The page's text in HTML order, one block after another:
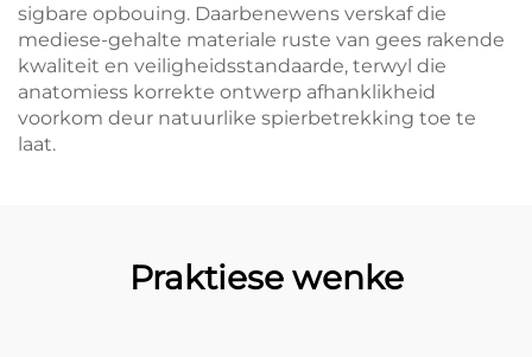
sigbare opbouing. Daarbenewens verskaf die
mediese-gehalte materiale ruste van gees rakende
kwaliteit en veiligheidsstandaarde, terwyl die
anatomiess korrekte ontwerp afhanklikheid
voorkom deur natuurlike spierbetrekking toe te
laat.
Praktiese wenke